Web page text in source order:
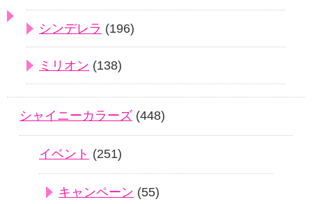
シンデレラ (196)
ミリオン (138)
シャイニーカラーズ (448)
イベント (251)
キャンペーン (55)